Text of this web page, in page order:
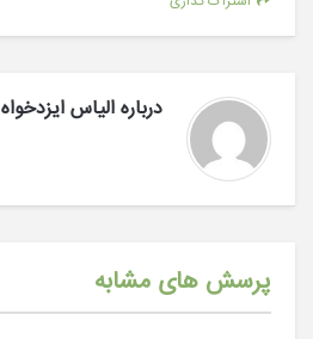
دربارهالیاس ایزدخواه
پرسش های مشابه